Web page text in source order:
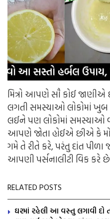
મિત્રો આપણે સૌ કોઈ
લગતી સમસ્યાઓ લોકોમાં ખુબ
લઈને પણ લોકોમાં સમસ્યાઓ
આપણે જોતા હોઈએ છીએ કે
ગમે તે રીતે કરે, પરંતુ દાંત પીળા
આપણી પર્સનાલીટી વિક કરે
RELATED POSTS
ઘરમાં રહેલી આ વસ્તુ લગાવી દો